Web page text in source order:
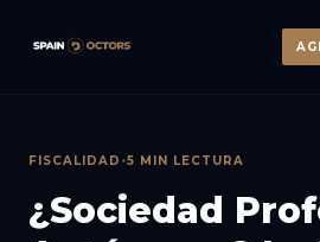
FISCALIDAD •5 MIN LECTURA
¿Sociedad